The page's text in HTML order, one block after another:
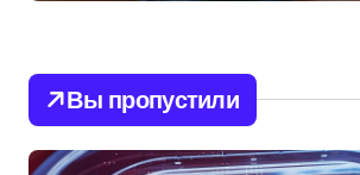
Вы пропустили